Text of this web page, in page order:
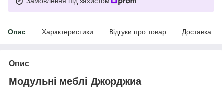
Опис Характеристики Відгуки про товар Доставка
Опис
Модульні меблі Джорджиа